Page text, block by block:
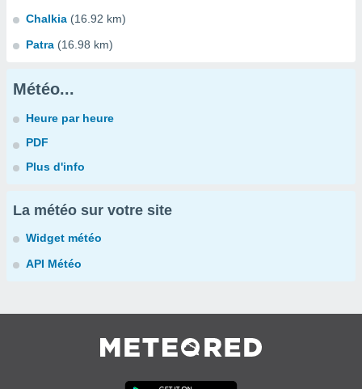
Chalkia (16.92 km)
Patra (16.98 km)
Météo...
Heure par heure
PDF
Plus d'info
La météo sur votre site
Widget météo
API Météo